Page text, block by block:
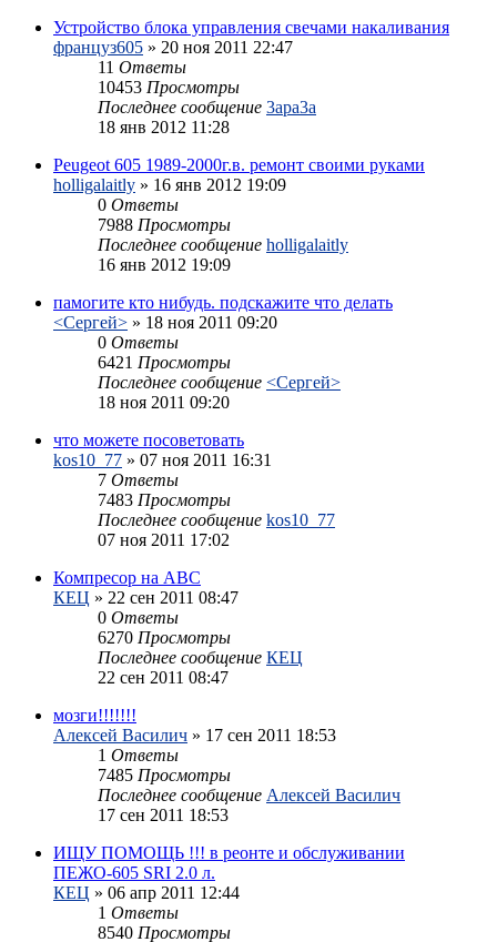
Устройство блока управления свечами накаливания
француз605 » 20 ноя 2011 22:47
11 Ответы
10453 Просмотры
Последнее сообщение 3apa3a
18 янв 2012 11:28
Peugeot 605 1989-2000г.в. ремонт своими руками
holligalaitly » 16 янв 2012 19:09
0 Ответы
7988 Просмотры
Последнее сообщение holligalaitly
16 янв 2012 19:09
памогите кто нибудь. подскажите что делать
<Сергей> » 18 ноя 2011 09:20
0 Ответы
6421 Просмотры
Последнее сообщение <Сергей>
18 ноя 2011 09:20
что можете посоветовать
kos10_77 » 07 ноя 2011 16:31
7 Ответы
7483 Просмотры
Последнее сообщение kos10_77
07 ноя 2011 17:02
Компресор на АВС
КЕЦ » 22 сен 2011 08:47
0 Ответы
6270 Просмотры
Последнее сообщение КЕЦ
22 сен 2011 08:47
мозги!!!!!!!
Алексей Василич » 17 сен 2011 18:53
1 Ответы
7485 Просмотры
Последнее сообщение Алексей Василич
17 сен 2011 18:53
ИЩУ ПОМОЩЬ !!! в реонте и обслуживании
ПЕЖО-605 SRI 2.0 л.
КЕЦ » 06 апр 2011 12:44
1 Ответы
8540 Просмотры